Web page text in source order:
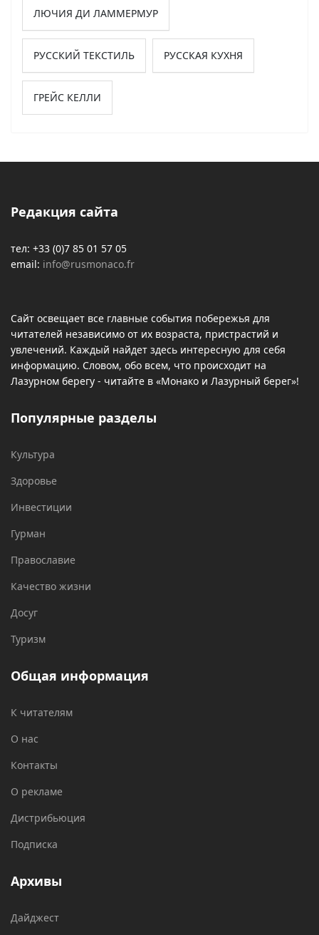
ЛЮЧИЯ ДИ ЛАММЕРМУР
РУССКИЙ ТЕКСТИЛЬ РУССКАЯ КУХНЯ
ГРЕЙС КЕЛЛИ
Редакция сайта
тел: +33 (0)7 85 01 57 05
email: info@rusmonaco.fr
Сайт освещает все главные события побережья для
читателей независимо от их возраста, пристрастий и
увлечений. Каждый найдет здесь интересную для себя
информацию. Словом, обо всем, что происходит на
Лазурном берегу - читайте в «Монако и Лазурный берег»!
Популярные разделы
Культура
Здоровье
Инвестиции
Гурман
Православие
Качество жизни
Досуг
Туризм
Общая информация
К читателям
О нас
Контакты
О рекламе
Дистрибьюция
Подписка
Архивы
Дайджест